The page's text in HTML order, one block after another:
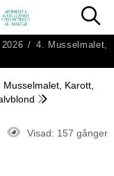
/ 4. Musselmalet,
Musselmalet, Karott,
Visad: 157 gånger